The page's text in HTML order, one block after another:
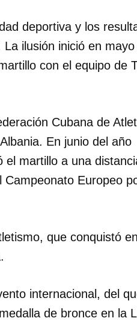
deportiva y los
ilusión inició en
con el equipo de
Cubana de
En junio del año
martillo a una
Europeo
que conquistó en
internacional, del
de bronce en la